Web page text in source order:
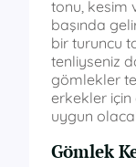
tonu, kesim
başında
bir turuncu
tenliyseniz
gömlekler
erkekler için
uygun
Gömlek